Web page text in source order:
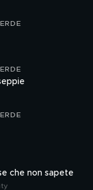
che non sapete